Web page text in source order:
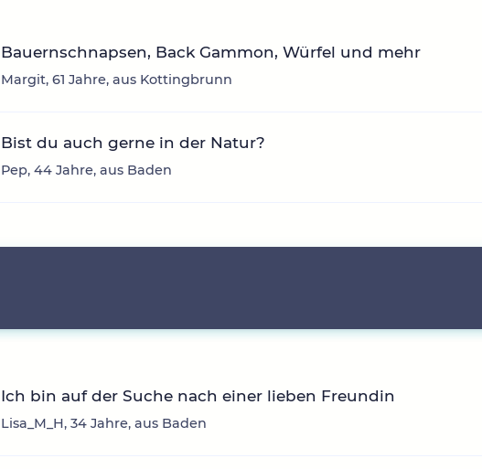
Bauernschnapsen, Back Gammon, Würfel und mehr
Margit, 61 Jahre, aus Kottingbrunn
Bist du auch gerne in der Natur?
Pep, 44 Jahre, aus Baden
Ich bin auf der Suche nach einer lieben Freundin
Lisa_M_H, 34 Jahre, aus Baden